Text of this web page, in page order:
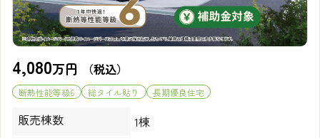
4,080万円 （税込）
断熱性能等級6 総タイル貼り 長期優良住宅
販売棟数
1棟